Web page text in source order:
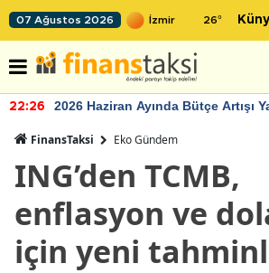
07 Ağustos 2026 26°
22:26 2026 Haziran Ayında Bütçe Artışı
FinansTaksi Eko Gündem
ING’den TCMB,
enflasyon ve
için yeni